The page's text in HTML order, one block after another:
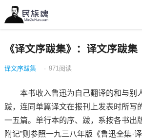
《译文序跋集》：译文序跋集
译文序跋集 · 971 阅读
本书收入鲁迅为自己翻译的和与别人
跋，连同单篇译文在报刊上发表时所写
一五篇。单行本的序、跋，系按各书出
附记”则参照一九三八年版《鲁迅全集·